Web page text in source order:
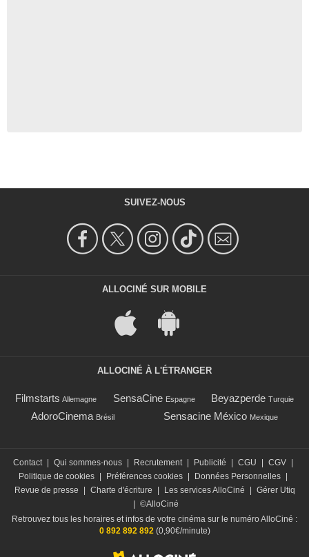
SUIVEZ-NOUS
ALLOCINÉ SUR MOBILE
ALLOCINÉ À L'ÉTRANGER
Filmstarts Allemagne SensaCine Espagne Beyazperde Turquie
AdoroCinema Brésil Sensacine México Mexique
Contact | Qui sommes-nous | Recrutement | Publicité | CGU | CGV |
Politique de cookies | Préférences cookies | Données Personnelles |
Revue de presse
| Charte d'écriture | Les services AlloCiné | Gérer Utiq
| ©AlloCiné
Retrouvez tous les horaires et infos de votre cinéma sur le numéro AlloCiné :
0 892 892 892 (0,90€/minute)